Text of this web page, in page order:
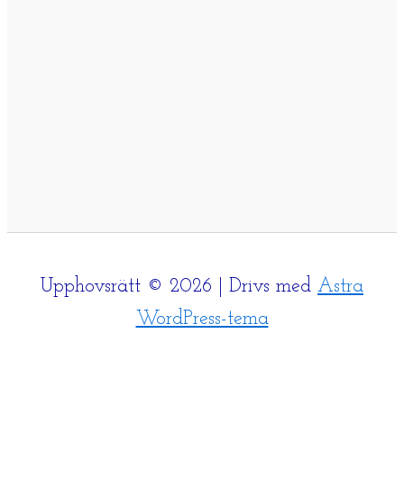
Upphovsrätt © 2026 | Drivs med Astra
WordPress-tema